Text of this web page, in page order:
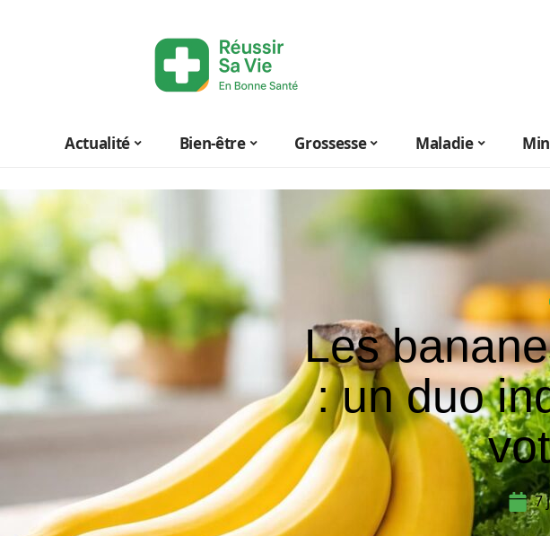
Actualité Bien-être Grossesse Maladie
Les
: un duo
7